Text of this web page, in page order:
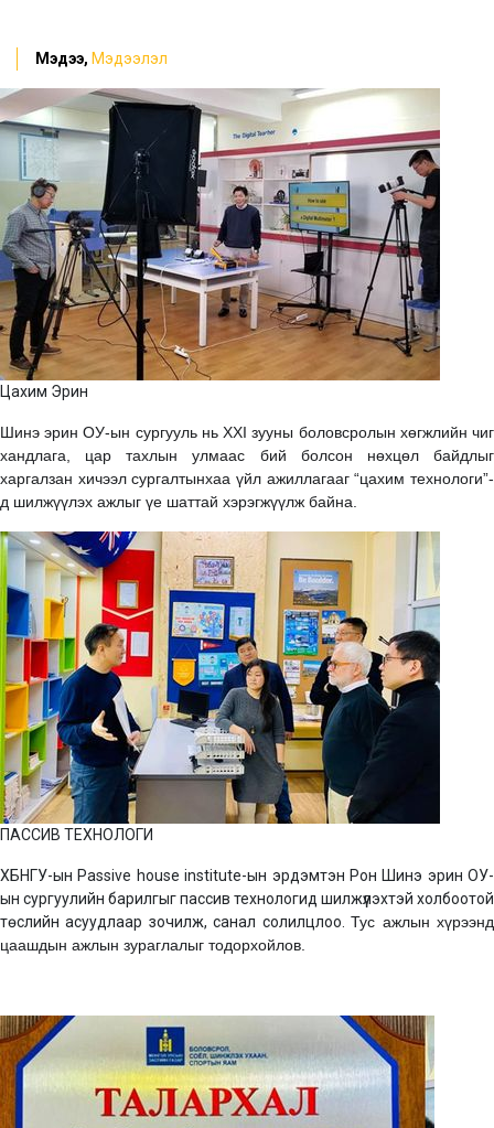
Мэдээ, Мэдээлэл
Цахим Эрин
Шинэ эрин ОУ-ын сургууль нь XXI зууны боловсролын хөгжлийн чиг
хандлага, цар тахлын улмаас бий болсон нөхцөл байдлыг
харгалзан хичээл сургалтынхаа үйл ажиллагааг “цахим технологи”-
д шилжүүлэх ажлыг үе шаттай хэрэгжүүлж байна.
ПАССИВ ТЕХНОЛОГИ
ХБНГУ-ын Passive house institute-ын эрдэмтэн Рон Шинэ эрин ОУ-
ын сургуулийн барилгыг пассив технологид шилжүүлэхтэй холбоотой
төслийн асуудлаар зочилж, санал солилцлоо.Тус ажлын хүрээнд
цаашдын ажлын зураглалыг тодорхойлов.